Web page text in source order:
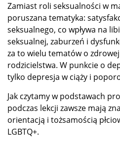
Zamiast roli seksualności w
poruszana tematyka:
seksualnego, co wpływa na
seksualnej, zaburzeń i
za to wielu tematów o
rodzicielstwa. W punkcie o
tylko depresja w ciąży i
Jak czytamy w podstawach
podczas lekcji zawsze mają
orientacją i tożsamością
LGBTQ+.